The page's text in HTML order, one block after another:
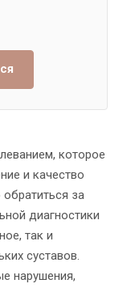
которое
и качество
за
диагностики
так и
суставов.
нарушения,